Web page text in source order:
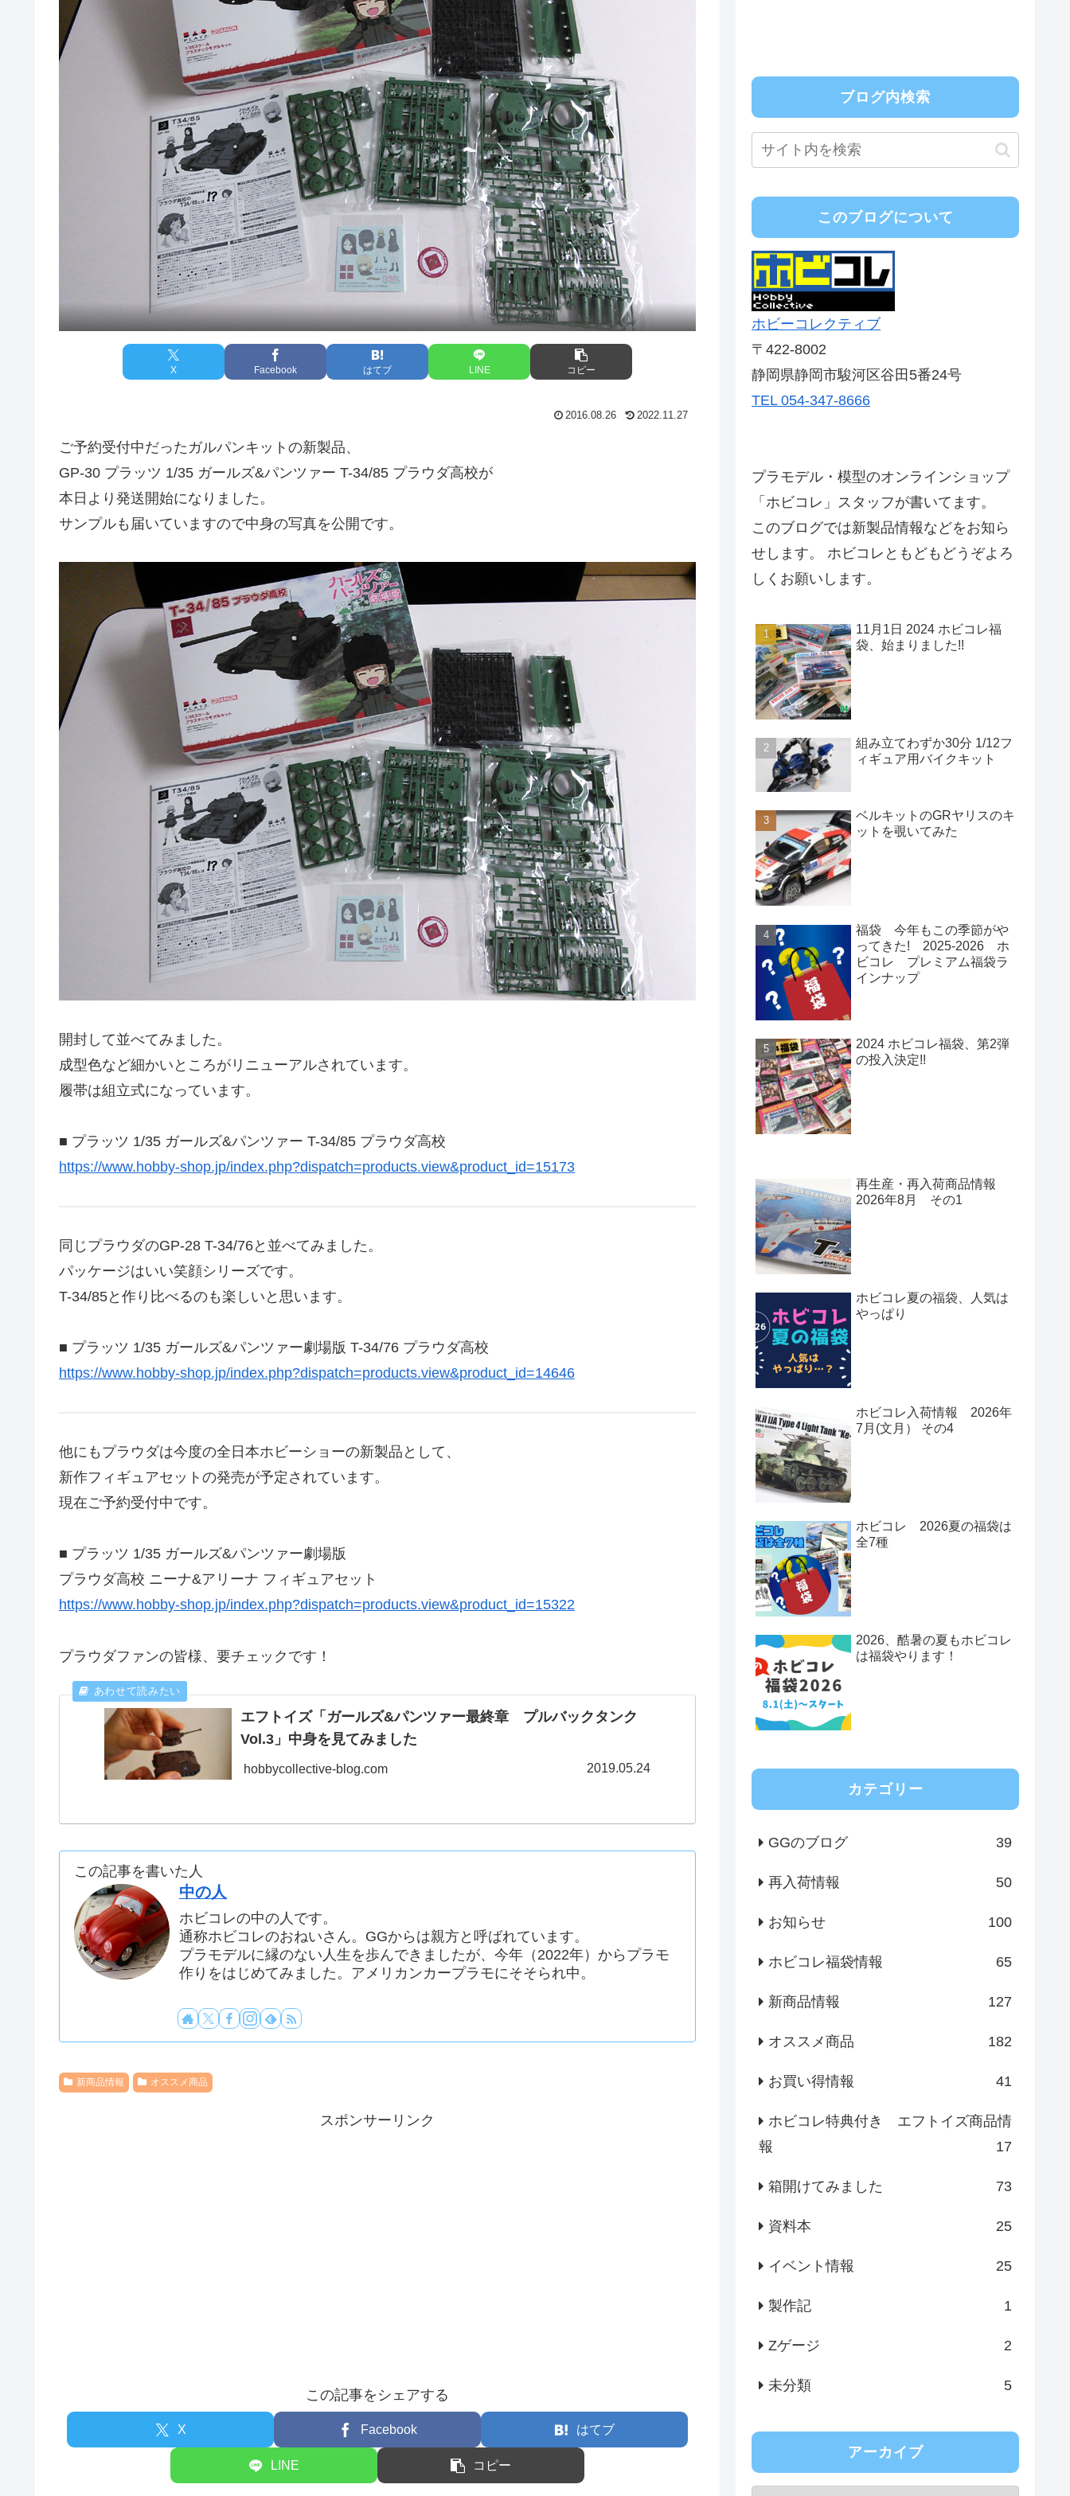
X Facebook はてブ LINE コピー
2016.08.26 2022.11.27
ご予約受付中だったガルパンキットの新製品、
GP-30 プラッツ 1/35 ガールズ&パンツァー T-34/85 プラウダ高校が
本日より発送開始になりました。
サンプルも届いていますので中身の写真を公開です。
開封して並べてみました。
成型色など細かいところがリニューアルされています。
履帯は組立式になっています。
■ プラッツ 1/35 ガールズ&パンツァー T-34/85 プラウダ高校
https://www.hobby-shop.jp/index.php?dispatch=products.view&product_id=15173
同じプラウダのGP-28 T-34/76と並べてみました。
パッケージはいい笑顔シリーズです。
T-34/85と作り比べるのも楽しいと思います。
■ プラッツ 1/35 ガールズ&パンツァー劇場版 T-34/76 プラウダ高校
https://www.hobby-shop.jp/index.php?dispatch=products.view&product_id=14646
他にもプラウダは今度の全日本ホビーショーの新製品として、
新作フィギュアセットの発売が予定されています。
現在ご予約受付中です。
■ プラッツ 1/35 ガールズ&パンツァー劇場版
プラウダ高校 ニーナ&アリーナ フィギュアセット
https://www.hobby-shop.jp/index.php?dispatch=products.view&product_id=15322
プラウダファンの皆様、要チェックです！
エフトイズ「ガールズ&パンツァー最終章 プルバックタンク
Vol.3」中身を見てみました
hobbycollective-blog.com 2019.05.24
この記事を書いた人
中の人
ホビコレの中の人です。
通称ホビコレのおねいさん。GGからは親方と呼ばれています。
プラモデルに縁のない人生を歩んできましたが、今年（2022年）からプラモ
作りをはじめてみました。アメリカンカープラモにそそられ中。
新商品情報 オススメ商品
スポンサーリンク
この記事をシェアする
X Facebook はてブ
LINE コピー
ブログ内検索
このブログについて
ホビーコレクティブ
〒422-8002
静岡県静岡市駿河区谷田5番24号
TEL 054-347-8666
プラモデル・模型のオンラインショップ
「ホビコレ」スタッフが書いてます。
このブログでは新製品情報などをお知ら
せします。 ホビコレともどもどうぞよろ
しくお願いします。
11月1日 2024 ホビコレ福
袋、始まりました!!
組み立てわずか30分 1/12フ
ィギュア用バイクキット
ベルキットのGRヤリスのキ
ットを覗いてみた
福袋 今年もこの季節がや
ってきた! 2025-2026 ホ
ビコレ プレミアム福袋ラ
インナップ
2024 ホビコレ福袋、第2弾
の投入決定!!
再生産・再入荷商品情報
2026年8月 その1
ホビコレ夏の福袋、人気は
やっぱり
ホビコレ入荷情報 2026年
7月(文月） その4
ホビコレ 2026夏の福袋は
全7種
2026、酷暑の夏もホビコレ
は福袋やります！
カテゴリー
GGのブログ 39
再入荷情報 50
お知らせ 100
ホビコレ福袋情報 65
新商品情報 127
オススメ商品 182
お買い得情報 41
ホビコレ特典付き エフトイズ商品情
報
17
箱開けてみました 73
資料本 25
イベント情報 25
製作記 1
Zゲージ 2
未分類 5
アーカイブ